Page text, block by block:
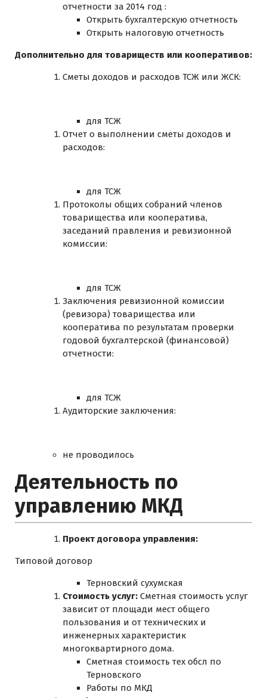
отчетности за 2014 год :
Открыть бухгалтерскую отчетность
Открыть налоговую отчетность
Дополнительно для товариществ или кооперативов:
Сметы доходов и расходов ТСЖ или ЖСК:
для ТСЖ
Отчет о выполнении сметы доходов и
расходов:
для ТСЖ
Протоколы общих собраний членов
товарищества или кооператива,
заседаний правления и ревизионной
комиссии:
для ТСЖ
Заключения ревизионной комиссии
(ревизора) товарищества или
кооператива по результатам проверки
годовой бухгалтерской (финансовой)
отчетности:
для ТСЖ
Аудиторские заключения:
не проводилось
Деятельность по
управлению МКД
Проект договора управления:
Типовой договор
Терновский сухумская
Стоимость услуг: Сметная стоимость услуг
зависит от площади мест общего
пользования и от технических и
инженерных характеристик
многоквартирного дома.
Сметная стоимость тех обсл по
Терновского
Работы по МКД